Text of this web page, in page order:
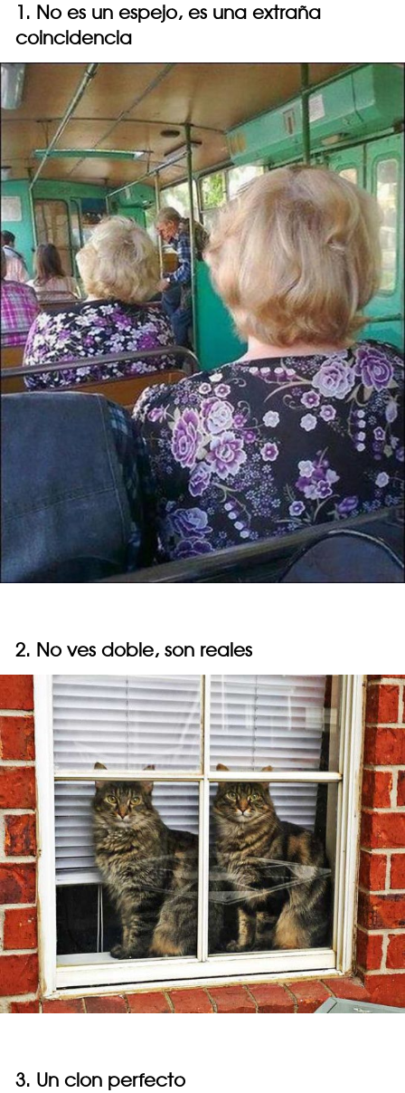
1. No es un espejo, es una extraña
coincidencia
2. No ves doble, son reales
3. Un clon perfecto